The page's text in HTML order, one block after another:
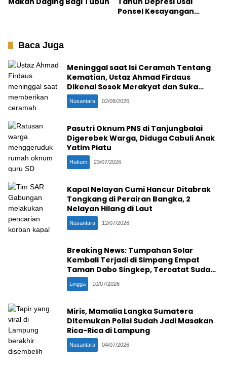
Ponsel Kesayangan
Baca Juga
Meninggal saat Isi Ceramah Tentang
Kematian, Ustaz Ahmad Firdaus
Dikenal Sosok Merakyat dan Suka
Ngopi Bareng
Nusantara 02/08/2026
Pasutri Oknum PNS di Tanjungbalai
Digerebek Warga, Diduga Cabuli Anak
Yatim Piatu
Hukum 23/07/2026
Kapal Nelayan Cumi Hancur Ditabrak
Tongkang di Perairan Bangka, 2
Nelayan Hilang di Laut
Nusantara 12/07/2026
Breaking News: Tumpahan Solar
Kembali Terjadi di Simpang Empat
Taman Dabo Singkep, Tercatat Sudah
Ke-16 Kali
Lingga 10/07/2026
Miris, Mamalia Langka Sumatera
Ditemukan Polisi Sudah Jadi Masakan
Rica-Rica di Lampung
Nusantara 04/07/2026